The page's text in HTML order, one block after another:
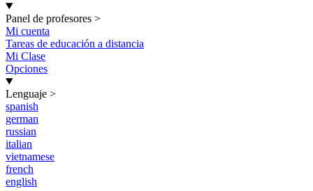
Panel de profesores >
Mi cuenta
Tareas de educación a distancia
Mi Clase
Opciones
Lenguaje >
spanish
german
russian
italian
vietnamese
french
english